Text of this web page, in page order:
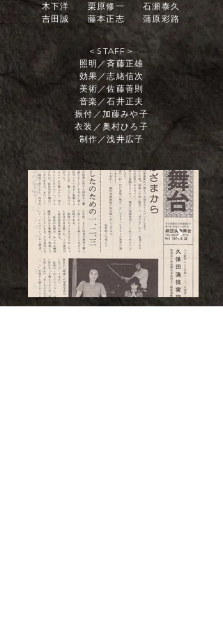
木下洋 栗原修一 石瀬泰久
吉田誠 藤本正志 蒲原彩路
＜STAFF＞
照明／斉藤正雄
効果／志緒信次
美術／佐藤善則
音楽／石井正夫
振付／加藤みや子
衣装／奥村ひろ子
制作／浅井広子